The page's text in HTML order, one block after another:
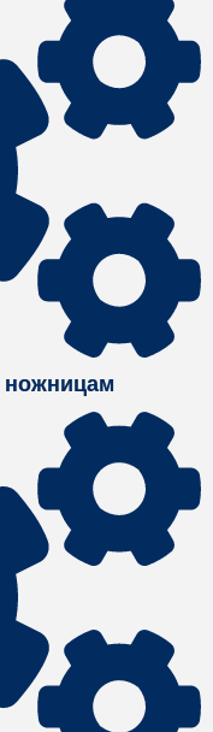
ножницам